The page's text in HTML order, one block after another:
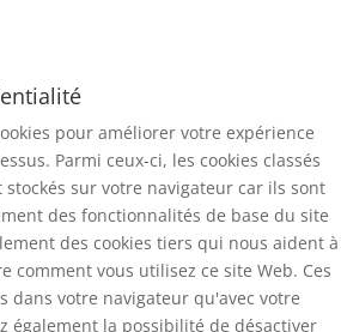
pour améliorer votre expérience
Parmi ceux-ci, les cookies classés
stockés sur votre navigateur car ils sont
des fonctionnalités de base du site
des cookies tiers qui nous aident à
comment vous utilisez ce site Web. Ces
dans votre navigateur qu'avec votre
également la possibilité de désactiver